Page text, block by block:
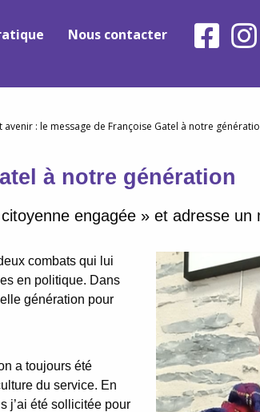
Nous contacter
avenir : le message de Françoise Gatel à notre
à notre génération
engagée » et adresse
combats qui lui
en politique. Dans
génération pour
a toujours été
du service. En
j’ai été sollicitée pour